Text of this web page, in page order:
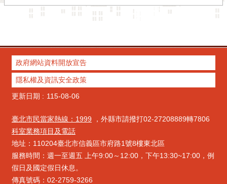
政府網站資料開放宣告
隱私權及資訊安全政策
更新日期
115-08-06
臺北市民當家熱線：1999 ，外縣市請撥打02-27208889轉7806
科室業務項目及電話
地址：110204臺北市信義區市府路1號8樓東北區
服務時間：週一至週五 上午9:00～12:00，下午13:30~17:00，例
假日及國定假日休息。
傳真號碼：02-2759-3266